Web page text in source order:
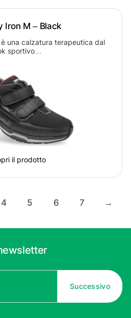
Iron M – Black
è una calzatura terapeutica dal
sportivo…
il prodotto
4 5 6 7 →